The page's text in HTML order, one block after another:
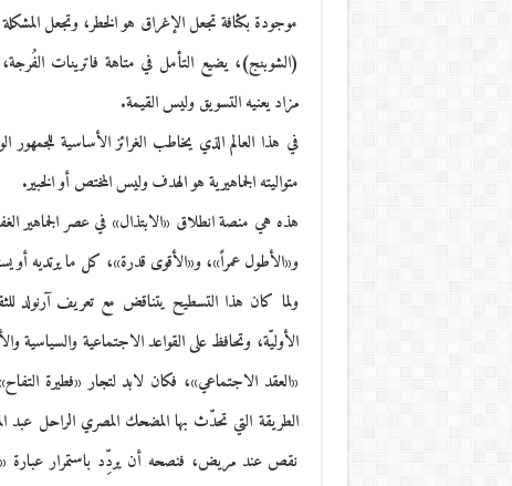
موجودة بكثافة تجعل الإغراق هو الخطر، وتجعل
(الشوبنج)، يضيع التأمل في متاهة فاترينات
مزاد يعنيه التسويق وليس القيمة.
في هذا العالم الذي يخاطب الغرائز الأساسية
متواليته الجماهيرية هو الهدف وليس المختص أو الخبير.
هذه هي منصة انطلاق «الابتذال» في عصر الجماهير
و«الأطول عمراً»، و«الأقوى قدرة»، كل ما يرتديه أو
ولما كان هذا التسطيح يتناقض مع تعريف آرنولد
الأوليّة، وتحافظ على القواعد الاجتماعية والسياسية
«العقد الاجتماعي»، فكان لابد لتجار «فطيرة
الطريقة التي تحدّث بها المضحك المصري الراحل
نقص عند مريض، فنصحه أن يردِّد باستمرار عبارة